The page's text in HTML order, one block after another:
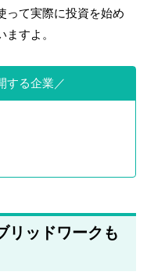
って実際に投資を始め
すよ。
する企業
リッドワークも